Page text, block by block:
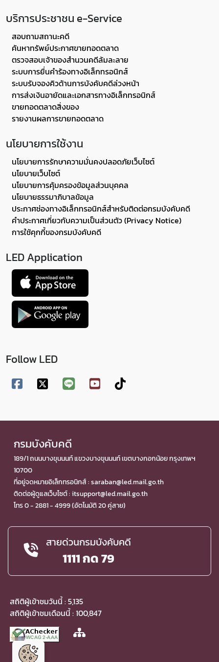
บริการประชาชน e-Service
สอบถามสถานะคดี
ค้นหาทรัพย์ประกาศขายทอดตลาด
ตรวจสอบเจ้าของสำนวนคดีล้มละลาย
ระบบการยื่นคำร้องทางอิเล็กทรอนิกส์
ระบบรับจองคิวด้านการบังคับคดีล่วงหน้า
การส่งเงินอายัดและเอกสารทางอิเล็กทรอนิกส์
ขายทอดตลาดสิ่งของ
รายงานผลการขายทอดตลาด
นโยบายการใช้งาน
นโยบายการรักษาความมั่นคงปลอดภัยเว็บไซต์
นโยบายเว็บไซต์
นโยบายการคุ้มครองข้อมูลส่วนบุคคล
นโยบายธรรมาภิบาลข้อมูล
ประกาศช่องทางอิเล็กทรอนิกส์สำหรับติดต่อกรมบังคับคดี
คำประกาศเกี่ยวกับความเป็นส่วนตัว (Privacy Notice)
การใช้คุกกี้ของกรมบังคับคดี
LED Application
Follow LED
กรมบังคับคดี
189/1 ถนนบางขุนนนท์ แขวงบางขุนนนท์ เขตบางกอกน้อย กรุงเทพฯ
10700
ที่อยู่จดหมายอิเล็กทรอนิกส์ : saraban@led.mail.go.th
ติดต่อผู้ดูแลเว็บไซต์ : itsupport@led.mail.go.th
โทร 0 - 2881 - 4999 (อัตโนมัติ 20 คู่สาย)
สายด่วนกรมบังคับคดี
1111 กด 79
สถิติผู้เข้าชมวันนี้ : 5,135
สถิติผู้เข้าชมเดือนนี้ : 100,847